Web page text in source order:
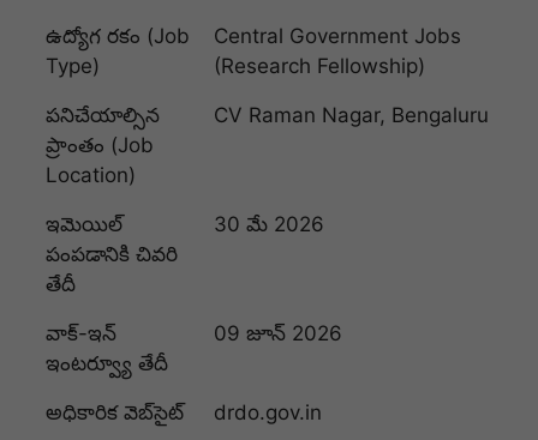
ఉద్యోగ రకం (Job
Type)
Central Government Jobs
(Research Fellowship)
పనిచేయాల్సిన
ప్రాంతం (Job
Location)
CV Raman Nagar, Bengaluru
ఇమెయిల్
పంపడానికి చివరి
తేదీ
30 మే 2026
వాక్-ఇన్
ఇంటర్వ్యూ తేదీ
09 జూన్ 2026
అధికారిక వెబ్‌సైట్ drdo.gov.in